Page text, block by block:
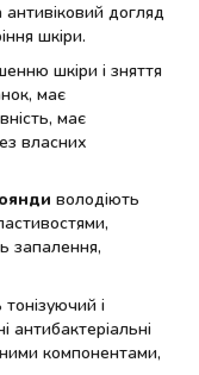
антивіковий догляд
шкіри.
шкіри і зняття
має
має
власних
володіють
запалення,
і
компонентами,